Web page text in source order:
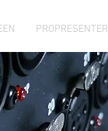
PROPRESENTER